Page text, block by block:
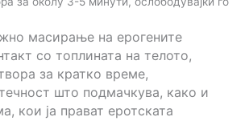
масирање на ерогените
со топлината на телото,
за кратко време,
што подмачкува, како и
кои ја прават еротската